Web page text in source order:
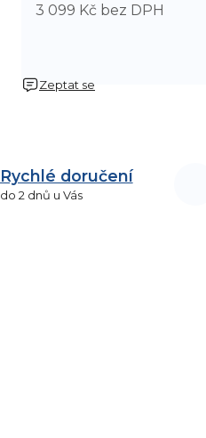
3 099 Kč bez DPH
Zeptat se
Rychlé doručení
do 2 dnů u Vás